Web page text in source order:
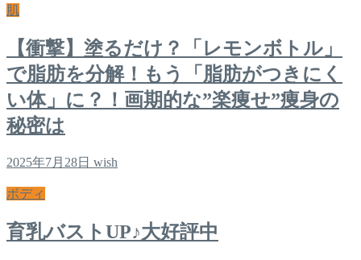
肌
【衝撃】塗るだけ？「レモンボトル」
で脂肪を分解！もう「脂肪がつきにく
い体」に？！画期的な”楽痩せ”痩身の
秘密は
2025年7月28日 wish
ボディ
育乳バストUP♪大好評中